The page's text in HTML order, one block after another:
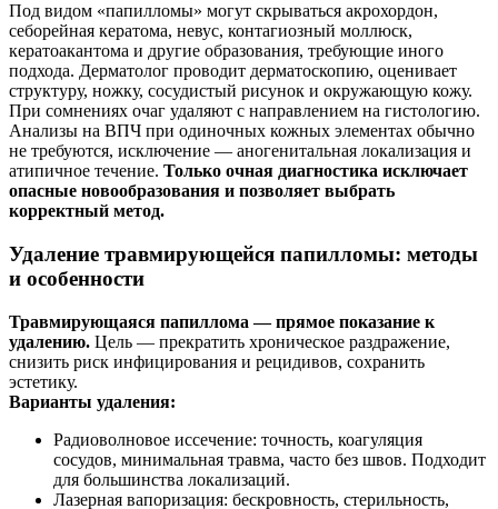
Под видом «папилломы» могут скрываться акрохордон,
себорейная кератома, невус, контагиозный моллюск,
кератоакантома и другие образования, требующие иного
подхода. Дерматолог проводит дерматоскопию, оценивает
структуру, ножку, сосудистый рисунок и окружающую кожу.
При сомнениях очаг удаляют с направлением на гистологию.
Анализы на ВПЧ при одиночных кожных элементах обычно
не требуются, исключение — аногенитальная локализация и
атипичное течение. Только очная диагностика исключает
опасные новообразования и позволяет выбрать
корректный метод.
Удаление травмирующейся папилломы: методы
и особенности
Травмирующаяся папиллома — прямое показание к
удалению. Цель — прекратить хроническое раздражение,
снизить риск инфицирования и рецидивов, сохранить
эстетику.
Варианты удаления:
Радиоволновое иссечение: точность, коагуляция
сосудов, минимальная травма, часто без швов. Подходит
для большинства локализаций.
Лазерная вапоризация: бескровность, стерильность,